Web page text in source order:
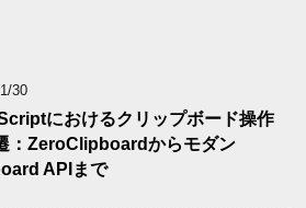
30
におけるクリップボード操作
：ZeroClipboardからモダン
APIまで